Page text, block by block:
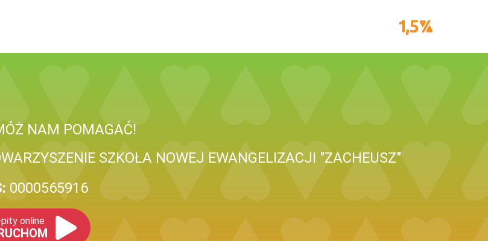
NAM POMAGAĆ!
SZKOŁA NOWEJ EWANGELIZACJI "ZACHEUSZ"
0000565916
online